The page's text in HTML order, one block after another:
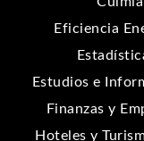
Eficiencia
Estudios e
Finanzas y
Hoteles y